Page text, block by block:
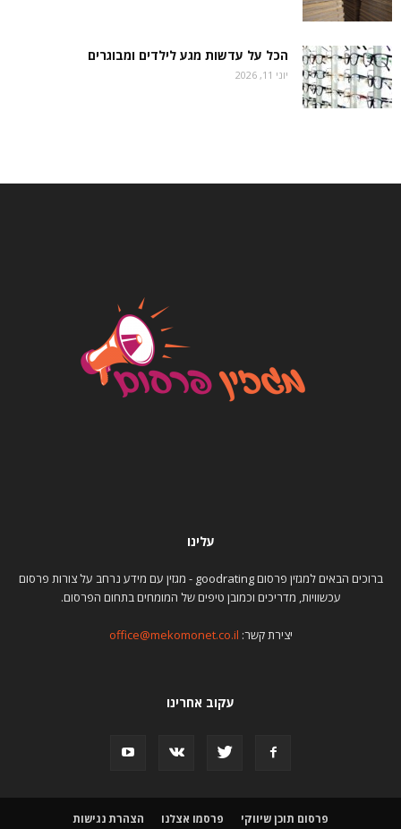
הכל על עדשות מגע לילדים ומבוגרים
יוני 11, 2026
עלינו
ברוכים הבאים למגזין פרסום goodrating - מגזין עם מידע נרחב על צורות פרסום
עכשוויות, מדריכים וכמובן טיפים של המומחים בתחום הפרסום.
יצירת קשר: office@mekomonet.co.il
עקוב אחרינו
פרסום תוכן שיווקי פרסמו אצלנו הצהרת נגישות